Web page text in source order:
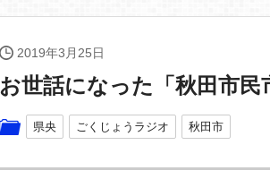
2019年3月25日
お世話になった「秋田市民
県央 ごくじょうラジオ 秋田市